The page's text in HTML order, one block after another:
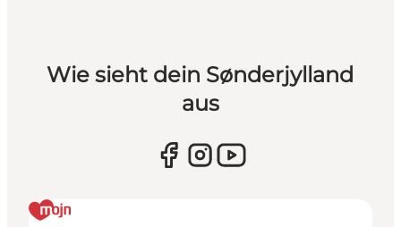
Wie sieht dein Sønderjylland
aus